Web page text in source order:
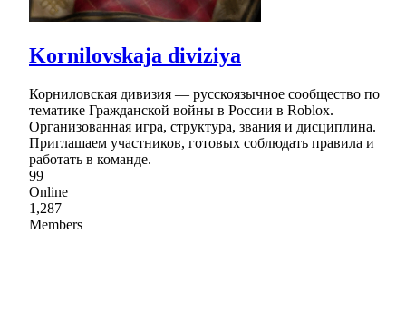
Kornilovskaja diviziya
Корниловская дивизия — русскоязычное сообщество по
тематике Гражданской войны в России в Roblox.
Организованная игра, структура, звания и дисциплина.
Приглашаем участников, готовых соблюдать правила и
работать в команде.
99
Online
1,287
Members